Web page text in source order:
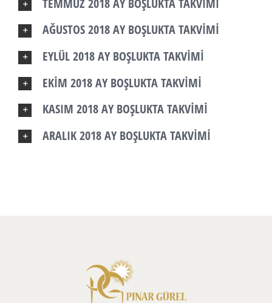
AĞUSTOS 2018 AY BOŞLUKTA TAKVİMİ
EYLÜL 2018 AY BOŞLUKTA TAKVİMİ
EKİM 2018 AY BOŞLUKTA TAKVİMİ
KASIM 2018 AY BOŞLUKTA TAKVİMİ
ARALIK 2018 AY BOŞLUKTA TAKVİMİ